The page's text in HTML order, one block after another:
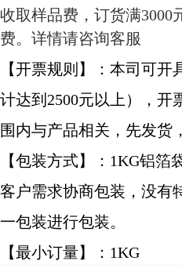
收取样品费，订货满3000
费。详情请咨询客服
【开票规则】：本司可
计达到2500元以上），开
围内与产品相关，先发货
【包装方式】：1KG铝箔
客户需求协商包装，没有
一包装进行包装。
【最小订量】：1KG